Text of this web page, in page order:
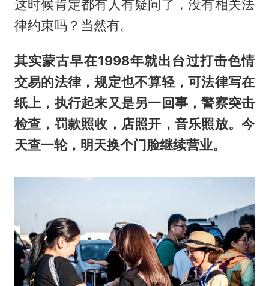
这时候肯定都有人有疑问了，没有相关法
律约束吗？当然有。
其实蒙古早在1998年就出台过打击色情
交易的法律，规定也不算轻，可法律写在
纸上，执行起来又是另一回事，警察突击
检查，罚款照收，店照开，音乐照放。今
天查一轮，明天换个门脸继续营业。